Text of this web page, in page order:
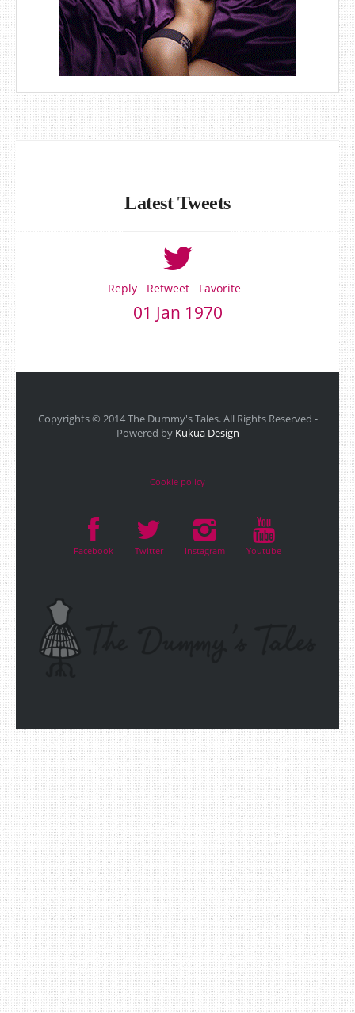
Latest Tweets
Reply Retweet Favorite
01 Jan 1970
Copyrights © 2014 The Dummy's Tales. All Rights Reserved -
Powered by Kukua Design
Cookie policy
Facebook Twitter Instagram Youtube